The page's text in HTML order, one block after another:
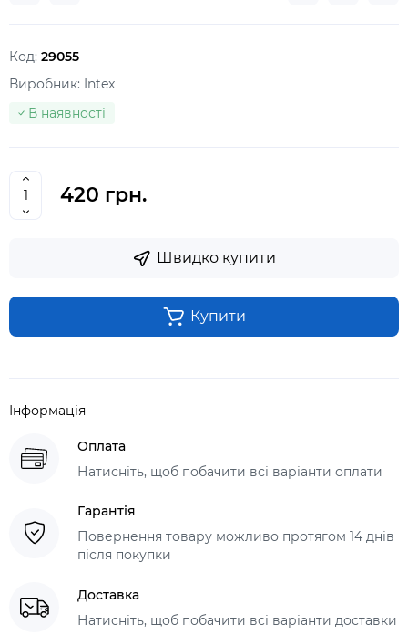
Код: 29055
Виробник: Intex
В наявності
420 грн.
Швидко купити
Купити
Інформація
Оплата
Натисніть, щоб побачити всі варіанти оплати
Гарантія
Повернення товару можливо протягом 14 днів
після покупки
Доставка
Натисніть, щоб побачити всі варіанти доставки